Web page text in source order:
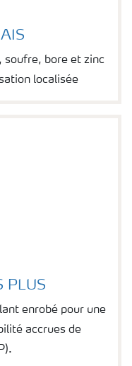
soufre, bore et zinc
localisée
PLUS
enrobé pour une
accrues de